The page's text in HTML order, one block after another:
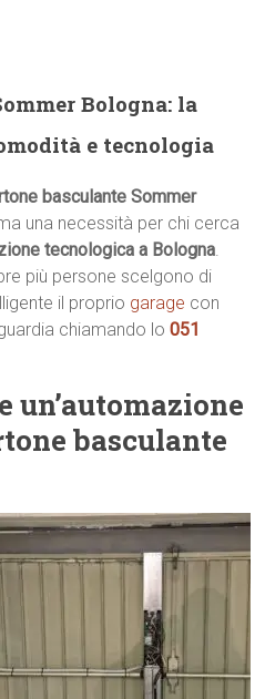
Bologna: la
e tecnologia
basculante Sommer
una necessità per chi cerca
tecnologica a Bologna.
più persone scelgono di
il proprio garage con
chiamando lo051
un’automazione
basculante